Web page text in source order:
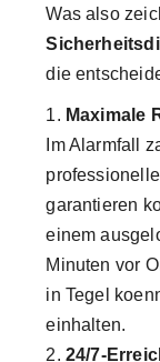
Was also
die
Maximale
Im Alarmfall
garantieren
einem
Minuten vor
in Tegel
einhalten.
24/7-